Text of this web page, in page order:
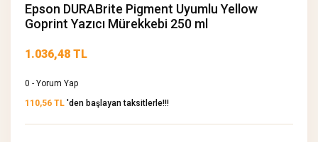
Epson DURABrite Pigment Uyumlu Yellow
Goprint Yazıcı Mürekkebi 250 ml
1.036,48 TL
0 - Yorum Yap
110,56 TL 'den başlayan taksitlerle!!!